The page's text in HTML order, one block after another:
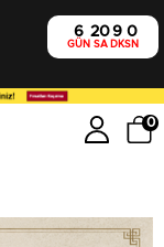
6
GÜN
20
SA
9
DK
0
SN
0